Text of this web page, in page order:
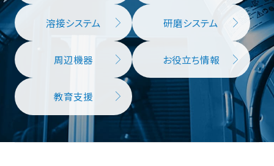
溶接システム 研磨システム
周辺機器 お役立ち情報
教育支援